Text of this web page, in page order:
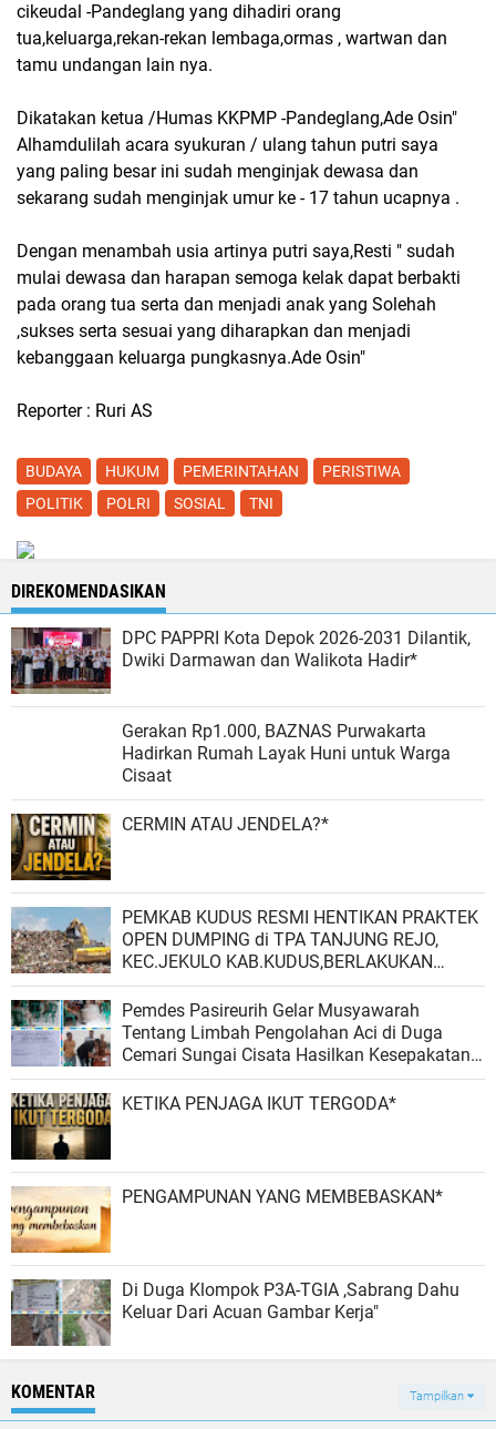
cikeudal -Pandeglang yang dihadiri orang
tua,keluarga,rekan-rekan lembaga,ormas , wartwan dan
tamu undangan lain nya.
Dikatakan ketua /Humas KKPMP -Pandeglang,Ade Osin"
Alhamdulilah acara syukuran / ulang tahun putri saya
yang paling besar ini sudah menginjak dewasa dan
sekarang sudah menginjak umur ke - 17 tahun ucapnya .
Dengan menambah usia artinya putri saya,Resti " sudah
mulai dewasa dan harapan semoga kelak dapat berbakti
pada orang tua serta dan menjadi anak yang Solehah
,sukses serta sesuai yang diharapkan dan menjadi
kebanggaan keluarga pungkasnya.Ade Osin"
Reporter : Ruri AS
BUDAYA HUKUM PEMERINTAHAN
PERISTIWA
POLITIK
POLRI SOSIAL TNI
DIREKOMENDASIKAN
DPC PAPPRI Kota Depok 2026-2031 Dilantik,
Dwiki Darmawan dan Walikota Hadir*
Gerakan Rp1.000, BAZNAS Purwakarta
Hadirkan Rumah Layak Huni untuk Warga
Cisaat
CERMIN ATAU JENDELA?*
PEMKAB KUDUS RESMI HENTIKAN PRAKTEK
OPEN DUMPING di TPA TANJUNG REJO,
KEC.JEKULO KAB.KUDUS,BERLAKUKAN
SISTEM PENGELOLAAN SAMPAH BARU
Pemdes Pasireurih Gelar Musyawarah
Tentang Limbah Pengolahan Aci di Duga
Cemari Sungai Cisata Hasilkan Kesepakatan
Tutup Sementara
KETIKA PENJAGA IKUT TERGODA*
PENGAMPUNAN YANG MEMBEBASKAN*
Di Duga Klompok P3A-TGIA ,Sabrang Dahu
Keluar Dari Acuan Gambar Kerja"
KOMENTAR Tampilkan